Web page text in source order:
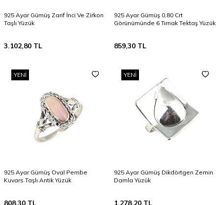
925 Ayar Gümüş Zarif İnci Ve Zirkon
Taşlı Yüzük
3.102,80 TL
925 Ayar Gümüş 0,80 Crt
Görünümünde 6 Tırnak Tektaş Yüzük
859,30 TL
YENI
925 Ayar Gümüş Oval Pembe
Kuvars Taşlı Antik Yüzük
808,30 TL
YENI
925 Ayar Gümüş Dikdörtgen Zemin
Damla Yüzük
1.278,20 TL